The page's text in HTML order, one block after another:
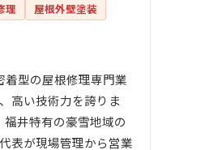
理 屋根外壁塗装
型の屋根修理専門業
高い技術力を誇りま
井特有の豪雪地域の
表が現場管理から営業